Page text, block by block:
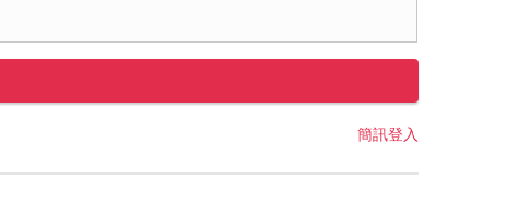
簡訊登入